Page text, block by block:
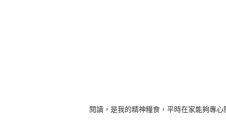
閱讀，是我的精神糧食，平時在家能夠專心